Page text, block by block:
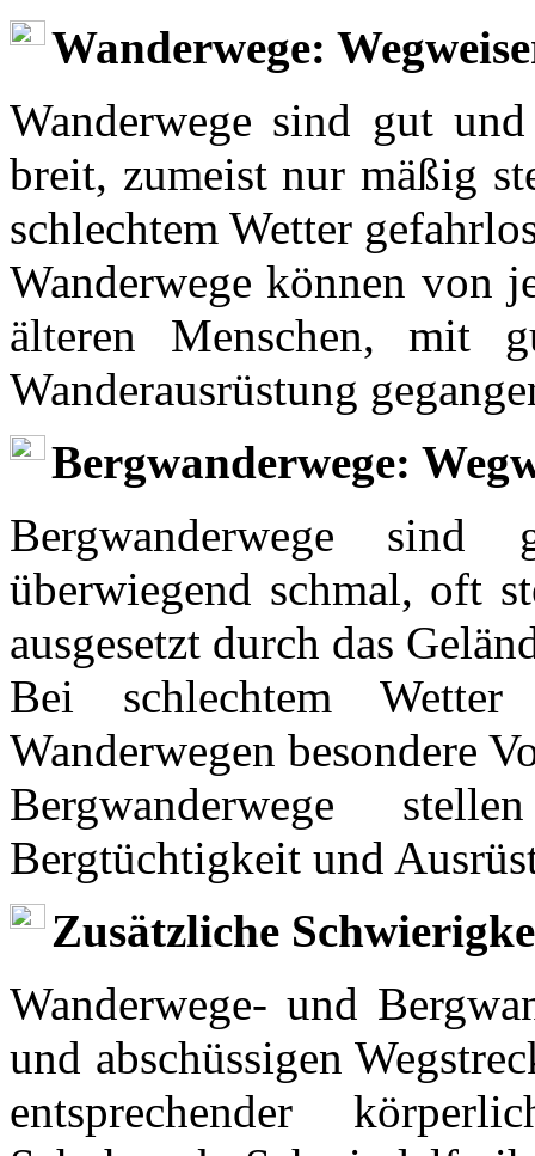
Wanderwege:
Wanderwege sind gut
breit, zumeist nur mäßig
schlechtem Wetter
Wanderwege können von
älteren Menschen, mit
Wanderausrüstung
Bergwanderwege:
Bergwanderwege
überwiegend schmal, oft
ausgesetzt durch das
Bei schlechtem
Wanderwegen besondere
Bergwanderwege
Bergtüchtigkeit und
Zusätzliche
Wanderwege- und
und abschüssigen
entsprechender